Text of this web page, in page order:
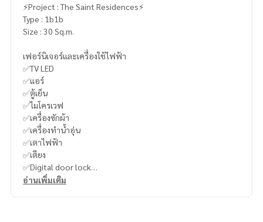
⚡️Project : The Saint Residences⚡️
Type : 1b1b
Size : 30 Sq.m.
เฟอร์นิเจอร์และเครื่องใช้ไฟฟ้า
✅TV LED
✅แอร์
✅ตู้เย็น
✅ไมโครเวฟ
✅เครื่องซักผ้า
✅เครื่องทำน้ำอุ่น
✅เตาไฟฟ้า
✅เตียง
✅Digital door lock
อ่านเพิ่มเติม